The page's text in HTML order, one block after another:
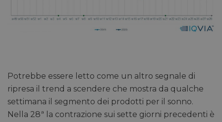
Potrebbe essere letto come un altro segnale di
ripresa il trend a scendere che mostra da qualche
settimana il segmento dei prodotti per il sonno.
Nella 28ª la contrazione sui sette giorni precedenti è